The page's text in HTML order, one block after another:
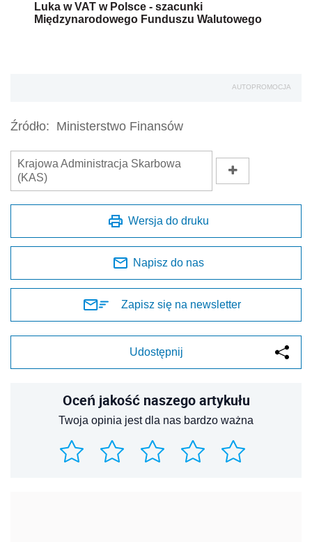
Luka w VAT w Polsce - szacunki
Międzynarodowego Funduszu Walutowego
AUTOPROMOCJA
Źródło: Ministerstwo Finansów
Krajowa Administracja Skarbowa
(KAS)
Wersja do druku
Napisz do nas
Zapisz się na newsletter
Udostępnij
Oceń jakość naszego artykułu
Twoja opinia jest dla nas bardzo ważna